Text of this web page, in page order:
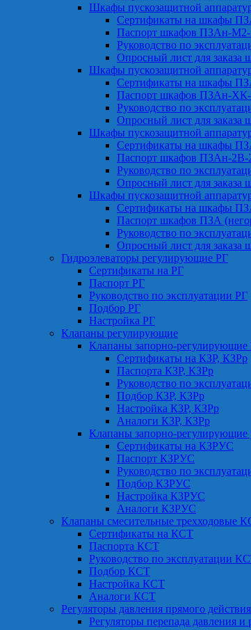
Шкафы пускозащитной
Сертификаты на шкафы
Паспорт шкафов ПЗАн-
Руководство по
Опросный лист для
Шкафы пускозащитной
Сертификаты на шкафы
Паспорт шкафов ПЗАн-ХК-
Руководство по
Опросный лист для
Шкафы пускозащитной
Сертификаты на шкафы
Паспорт шкафов ПЗАн-2В-
Руководство по
Опросный лист для
Шкафы пускозащитной
Сертификаты на шкафы
Паспорт шкафов ПЗА
Руководство по
Опросный лист для
Гидроэлеваторы регулирующие РГ
Сертификаты на РГ
Паспорт РГ
Руководство по эксплуатации РГ
Подбор РГ
Настройка РГ
Клапаны регулирующие
Клапаны запорно-
Сертификаты на КЗР, КЗРр
Паспорта КЗР, КЗРр
Руководство по
Подбор КЗР, КЗРр
Настройка КЗР, КЗРр
Аналоги КЗР, КЗРр
Клапаны запорно-
Сертификаты на КЗРУС
Паспорт КЗРУС
Руководство по
Подбор КЗРУС
Настройка КЗРУС
Аналоги КЗРУС
Клапаны смесительные трехходовые
Сертификаты на КСТ
Паспорта КСТ
Руководство по эксплуатации
Подбор КСТ
Настройка КСТ
Аналоги КСТ
Регуляторы давления прямого
Регуляторы перепада давления